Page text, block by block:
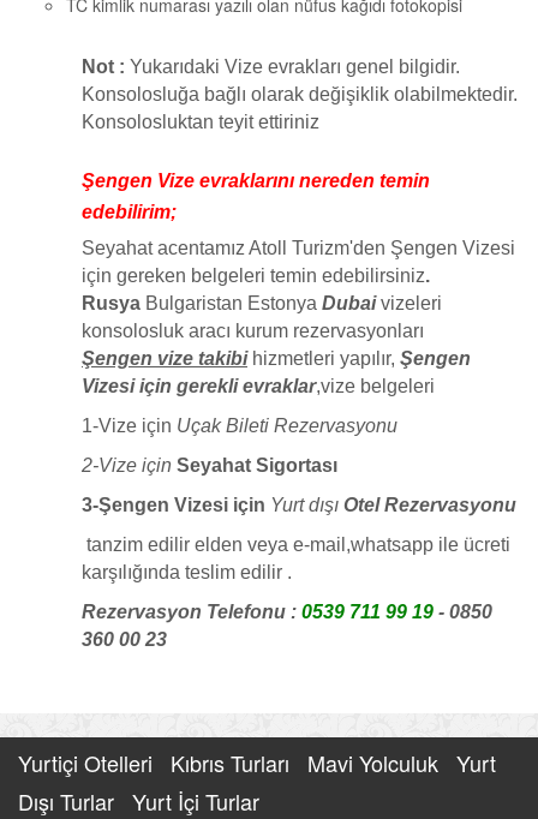
TC kimlik numarası yazılı olan nüfus kağıdı fotokopisi
Not : Yukarıdaki Vize evrakları genel bilgidir.
Konsolosluğa bağlı olarak değişiklik olabilmektedir.
Konsolosluktan teyit ettiriniz
Şengen Vize evraklarını nereden temin
edebilirim;
Seyahat acentamız Atoll Turizm'den Şengen Vizesi
için gereken belgeleri temin edebilirsiniz.
Rusya Bulgaristan Estonya Dubaivizeleri
konsolosluk aracı kurum rezervasyonları
Şengen vize takibihizmetleri yapılır, Şengen
Vizesi için gerekli evraklar,vize belgeleri
1-Vize için Uçak Bileti Rezervasyonu
2-Vize için Seyahat Sigortası
3-Şengen Vizesi için Yurt dışı Otel Rezervasyonu
tanzim edilir elden veya e-mail,whatsapp ile ücreti
karşılığında teslim edilir .
Rezervasyon Telefonu : 0539 711 99 19 - 0850
360 00 23
Yurtiçi Otelleri Kıbrıs Turları Mavi Yolculuk Yurt
Dışı Turlar Yurt İçi Turlar